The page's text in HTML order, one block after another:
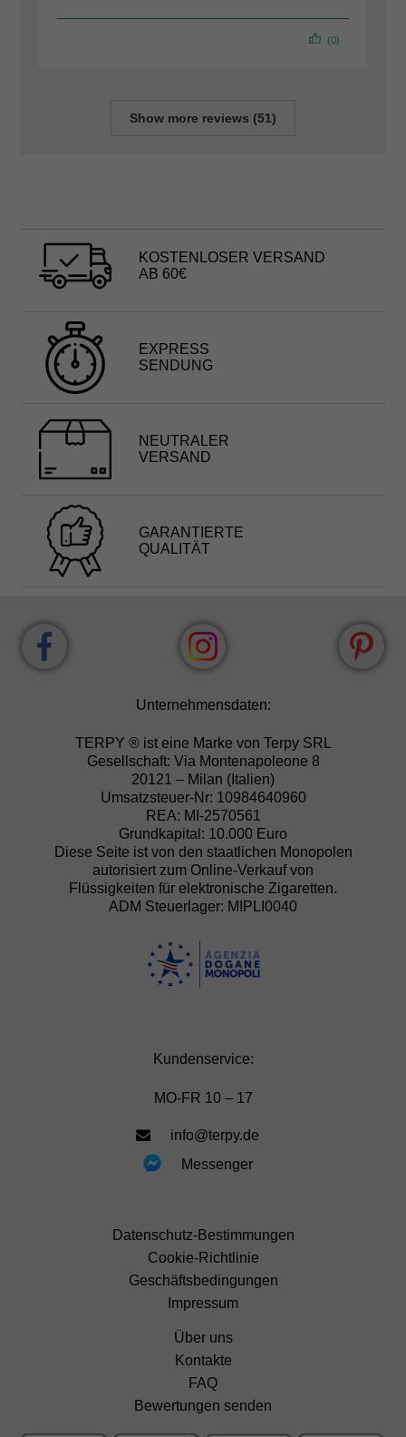
(0)
Show more reviews (51)
KOSTENLOSER VERSAND
AB 60€
EXPRESS
SENDUNG
NEUTRALER
VERSAND
GARANTIERTE
QUALITÄT
Unternehmensdaten:
TERPY ® ist eine Marke von Terpy SRL
Gesellschaft: Via Montenapoleone 8
20121 – Milan (Italien)
Umsatzsteuer-Nr: 10984640960
REA: MI-2570561
Grundkapital: 10.000 Euro
Diese Seite ist von den staatlichen Monopolen
autorisiert zum Online-Verkauf von
Flüssigkeiten für elektronische Zigaretten.
ADM Steuerlager: MIPLI0040
Kundenservice:
MO-FR 10 – 17
info@terpy.de
Messenger
Datenschutz-Bestimmungen
Cookie-Richtlinie
Geschäftsbedingungen
Impressum
Über uns
Kontakte
FAQ
Bewertungen senden